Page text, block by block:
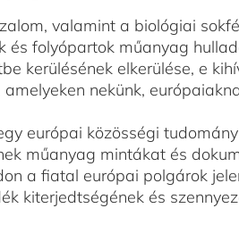
valamint a biológiai
és folyópartok műanyag
kerülésének elkerülése, e
nekünk,
európai közösségi
műanyag mintákat és
a fiatal európai polgárok
kiterjedtségének és